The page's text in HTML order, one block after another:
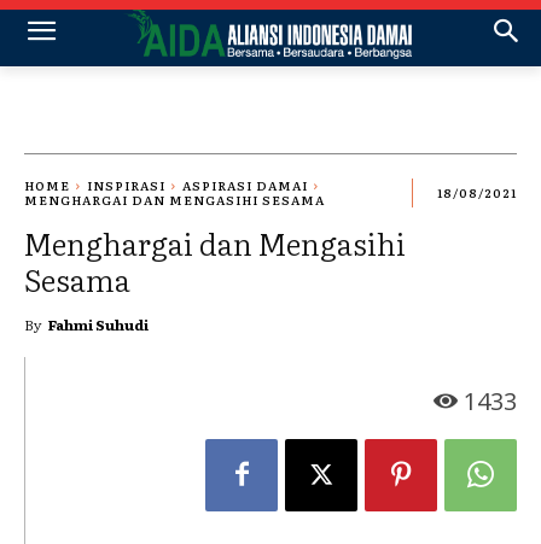
HOME INSPIRASI
ASPIRASI DAMAI
MENGHARGAI DAN MENGASIHI SESAMA
18/08/2021
Menghargai dan Mengasihi
Sesama
By Fahmi Suhudi
1433